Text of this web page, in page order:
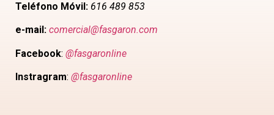
Teléfono Móvil: 616 489 853
e-mail: comercial@fasgaron.com
Facebook: @fasgaronline
Instragram: @fasgaronline